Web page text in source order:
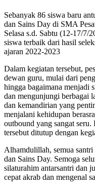
Sebanyak 86 siswa baru
dan Sains Day di SMA
Selasa s.d. Sabtu (12-17/7/
siswa terbaik dari hasil
ajaran 2022-2023
Dalam kegiatan tersebut,
dewan guru, mulai dari
hingga bagaimana menjadi
dan mengunjungi berbagai
dan kemandirian yang
menjalani kehidupan
outbound yang sangat
tersebut ditutup dengan
Alhamdulillah, semua
dan Sains Day. Semoga
silaturahim antarsantri dan
cepat akrab dan mengenal